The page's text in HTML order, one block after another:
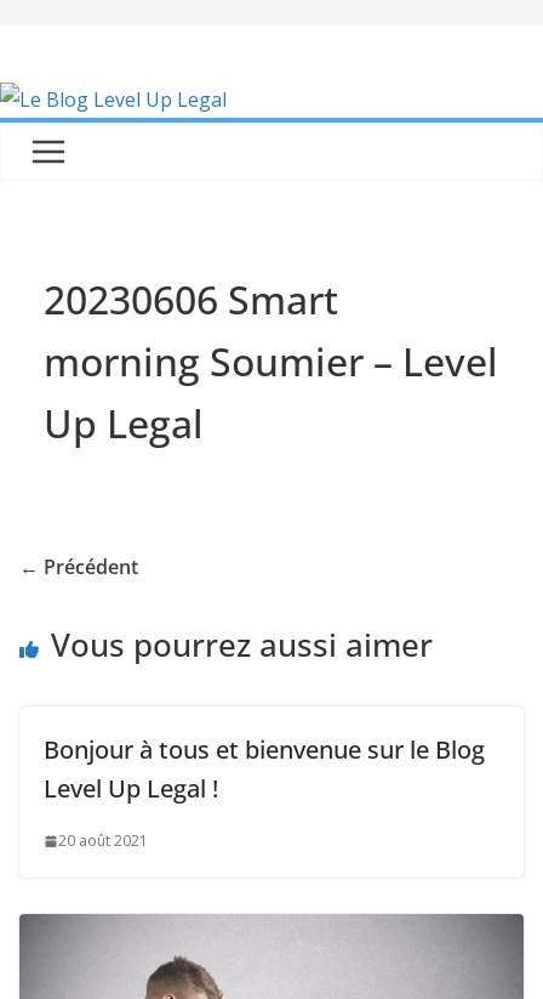
content
20230606 Smart
morning Soumier – Level
Up Legal
← Précédent
Vous pourrez aussi aimer
Bonjour à tous et bienvenue sur le Blog
Level Up Legal !
20 août 2021